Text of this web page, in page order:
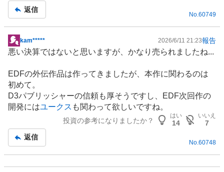
返信
No.60749
掲
示
記
事
kam***** 2026/6/11 21:23報告
悪い決算ではないと思いますが、かなり売られましたね...
EDFの外伝作品は作ってきましたが、本作に関わるのは
初めて。
D3パブリッシャーの信頼も厚そうですし、EDF次回作の
開発にはユークス も関わって欲しいですね。
投資の参考になりましたか？
はい
14
いいえ
7
返信
No. 60748